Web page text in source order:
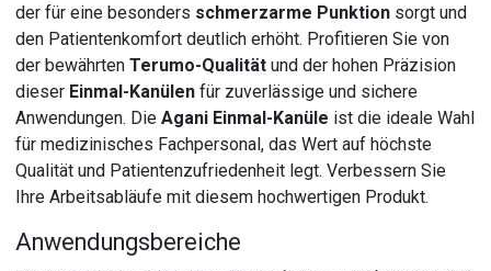
der für eine besonders schmerzarme Punktion sorgt und
den Patientenkomfort deutlich erhöht. Profitieren Sie von
der bewährtenTerumo-Qualität und der hohen Präzision
dieser Einmal-Kanülen für zuverlässige und sichere
Anwendungen. DieAgani Einmal-Kanüle ist die ideale Wahl
für medizinisches Fachpersonal, das Wert auf höchste
Qualität und Patientenzufriedenheit legt. Verbessern Sie
Ihre Arbeitsabläufe mit diesem hochwertigen Produkt.
Anwendungsbereiche